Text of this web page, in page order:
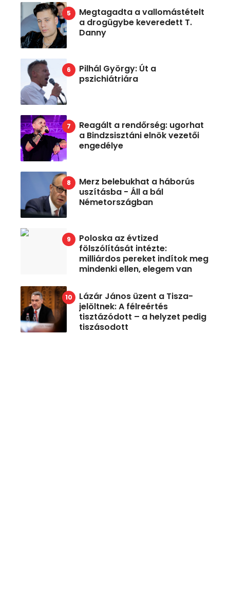
Megtagadta a vallomástételt
a drogügybe keveredett T.
Danny
Pilhál György: Út a
pszichiátriára
Reagált a rendőrség: ugorhat
a Bindzsisztáni elnök vezetői
engedélye
Merz belebukhat a háborús
uszításba - Áll a bál
Németországban
Poloska az évtized
fölszólítását intézte:
milliárdos pereket indítok meg
mindenki ellen, elegem van
Lázár János üzent a Tisza-
jelöltnek: A félreértés
tisztázódott – a helyzet pedig
tiszásodott